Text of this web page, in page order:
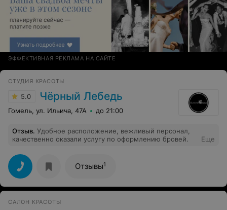
ЭФФЕКТИВНАЯ РЕКЛАМА НА САЙТЕ
СТУДИЯ КРАСОТЫ
5.0 Чёрный Лебедь
Гомель, ул. Ильича, 47А до 21:00
Отзыв. Удобное расположение, вежливый персонал,
качественно оказали услугу по оформлению бровей.
Еще
Отзывы1
САЛОН КРАСОТЫ